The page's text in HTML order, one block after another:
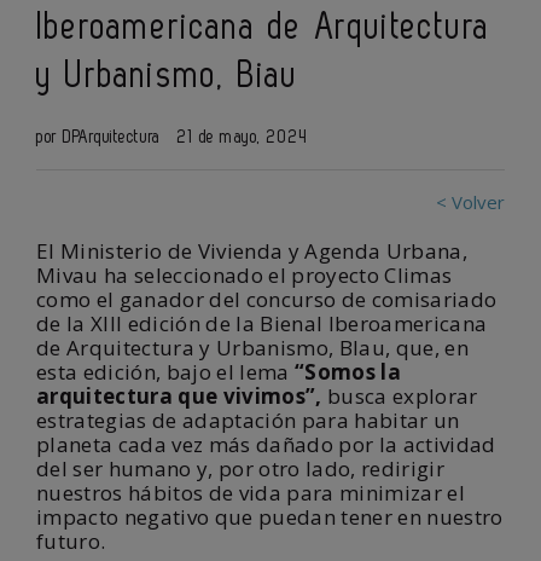
Iberoamericana de Arquitectura
y Urbanismo, Biau
por DPArquitectura 21 de mayo, 2024
< Volver
El Ministerio de Vivienda y Agenda Urbana,
Mivau ha seleccionado el proyecto Climas
como el ganador del concurso de comisariado
de la XIII edición de la Bienal Iberoamericana
de Arquitectura y Urbanismo, BIau, que, en
esta edición, bajo el lema “Somos la
arquitectura que vivimos”, busca explorar
estrategias de adaptación para habitar un
planeta cada vez más dañado por la actividad
del ser humano y, por otro lado, redirigir
nuestros hábitos de vida para minimizar el
impacto negativo que puedan tener en nuestro
futuro.